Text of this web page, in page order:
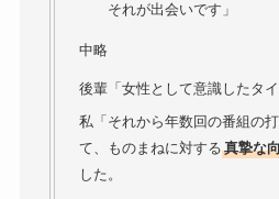
それが出会いです」
中略
後輩「女性として意識したタイ
私「それから年数回の番組の
て、ものまねに対する真摯な
した。